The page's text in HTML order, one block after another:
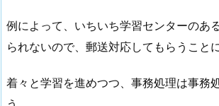
例によって、いちいち学習センターのあ
られないので、郵送対応してもらうこと
着々と学習を進めつつ、事務処理は事務